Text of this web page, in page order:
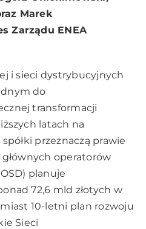
Marek
Zarządu ENEA
i sieci dystrybucyjnych
do
transformacji
latach na
przeznaczą prawie
głównych operatorów
planuje
72,6 mld złotych w
10-letni plan rozwoju
Sieci